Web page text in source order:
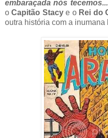
embaraçada nós
oCapitão Stacye o Rei do
outra história com a inumana